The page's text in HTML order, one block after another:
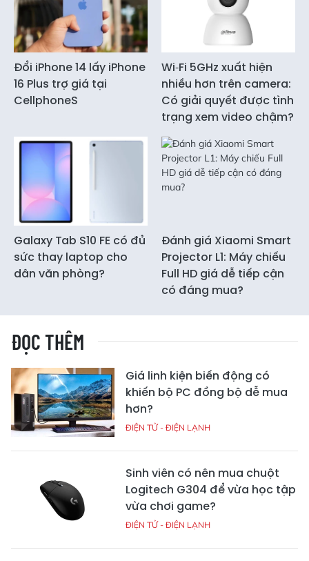
Đổi iPhone 14 lấy iPhone
16 Plus trợ giá tại
CellphoneS
Wi‑Fi 5GHz xuất hiện
nhiều hơn trên camera:
Có giải quyết được tình
trạng xem video chậm?
Galaxy Tab S10 FE có đủ
sức thay laptop cho
dân văn phòng?
Đánh giá Xiaomi Smart
Projector L1: Máy chiếu
Full HD giá dễ tiếp cận
có đáng mua?
ĐỌC THÊM
Giá linh kiện biến động có
khiến bộ PC đồng bộ dễ mua
hơn?
ĐIỆN TỬ - ĐIỆN LẠNH
Sinh viên có nên mua chuột
Logitech G304 để vừa học tập
vừa chơi game?
ĐIỆN TỬ - ĐIỆN LẠNH